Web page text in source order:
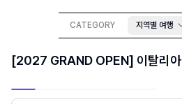
CATEGORY 지역별 여행
[2027 GRAND OPEN] 이탈리아